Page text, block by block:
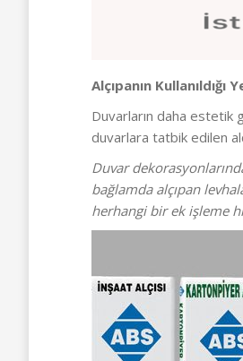
Alçıpanın Kullanıldığı
Duvarların daha estetik
duvarlara tatbik edilen
Duvar
bağlamda alçıpan
herhangi bir ek işleme